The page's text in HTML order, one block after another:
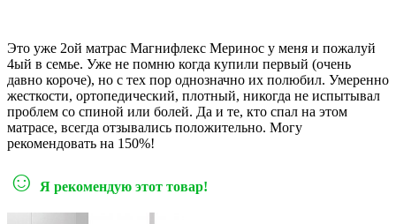
Это уже 2ой матрас Магнифлекс Меринос у меня и пожалуй
4ый в семье. Уже не помню когда купили первый (очень
давно короче), но с тех пор однозначно их полюбил. Умеренно
жесткости, ортопедический, плотный, никогда не испытывал
проблем со спиной или болей. Да и те, кто спал на этом
матрасе, всегда отзывались положительно. Могу
рекомендовать на 150%!
☺ Я рекомендую этот товар!